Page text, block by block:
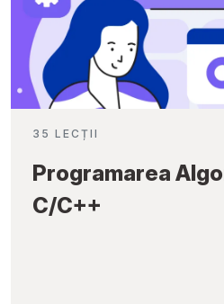
35 LECȚII
Programarea
C/C++